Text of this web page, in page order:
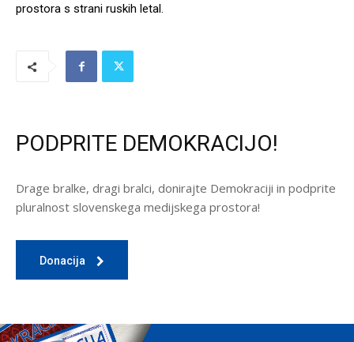
prostora s strani ruskih letal.
PODPRITE DEMOKRACIJO!
Drage bralke, dragi bralci, donirajte Demokraciji in podprite
pluralnost slovenskega medijskega prostora!
Donacija